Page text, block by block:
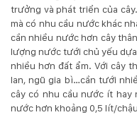
TP.
Đà
Nẵng
trưởng và phát triển của
mà có nhu cầu nước khác
cần nhiều nước hơn cây
lượng nước tưới chủ yếu
nhiều hơn đất ẩm. Với cây
lan, ngũ gia bì…cần tưới
cây có nhu cầu nước ít
nước hơn khoảng 0,5 lít/